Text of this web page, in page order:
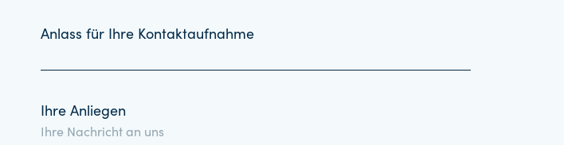
Anlass für Ihre Kontaktaufnahme
Ihre Anliegen